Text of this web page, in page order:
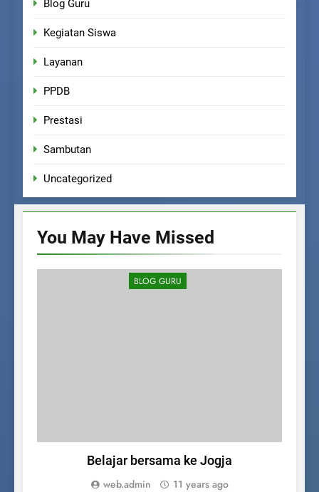
Blog Guru
Kegiatan Siswa
Layanan
PPDB
Prestasi
Sambutan
Uncategorized
You May Have Missed
BLOG GURU
Belajar bersama ke Jogja
web.admin 11 years ago